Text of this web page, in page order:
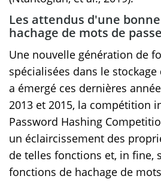
Les attendus d'une
hachage de mots de passe
Une nouvelle génération de
spécialisées dans le
a émergé ces dernières
2013 et 2015, la compétition
Password Hashing
un éclaircissement des
de telles fonctions et, in fine,
fonctions de hachage de